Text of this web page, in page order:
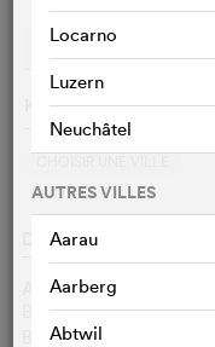
Représentations
Keine Vorführungen
Locarno
Luzern
Neuchâtel
AUTRES VILLES
Aarau
Aarberg
Abtwil
DONNÉES DU FILM
Autres titres
BTS World Tour
BTS World Tour